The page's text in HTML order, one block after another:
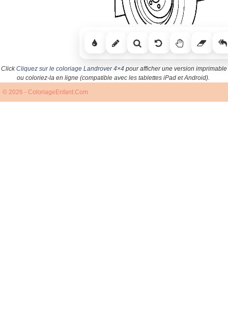
ClickCliquez sur le coloriage Landrover 4×4 pour afficher une version imprimable
ou coloriez-la en ligne (compatible avec les tablettes iPad et Android).
© 2026 - ColoriageEnfant.Com